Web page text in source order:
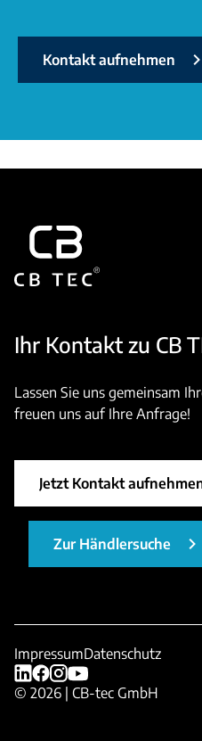
Kontakt aufnehmen
Ihr Kontakt zu CB
Lassen Sie uns gemeinsam
freuen uns auf Ihre Anfrage!
Jetzt Kontakt
Zur Händlersuche
ImpressumDatenschutz
© 2026 | CB-tec GmbH